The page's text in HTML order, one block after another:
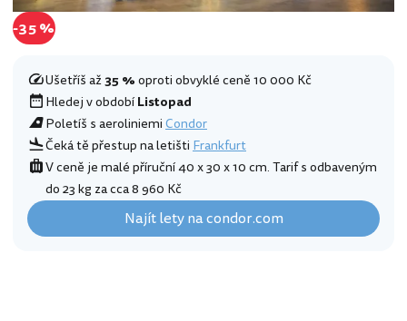
-35 %
Ušetříš až35 %oproti obvyklé ceně 10 000 Kč
Hledej v obdobíListopad
Poletíš s aeroliniemiCondor
Čeká tě přestup na letišti Frankfurt
V ceně je malé příruční 40 x 30 x 10 cm. Tarif s odbaveným
do 23 kg za cca 8 960 Kč
Najít lety na condor.com